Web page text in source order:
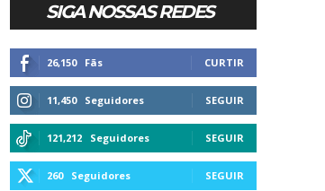
SIGA NOSSAS REDES
26,150 Fãs CURTIR
11,450 Seguidores SEGUIR
121,212 Seguidores SEGUIR
260 Seguidores SEGUIR